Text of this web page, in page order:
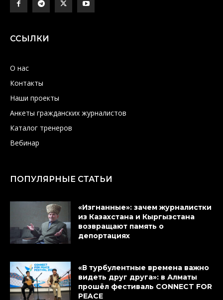
ССЫЛКИ
О нас
Контакты
Наши проекты
Анкеты гражданских журналистов
Каталог тренеров
Вебинар
ПОПУЛЯРНЫЕ СТАТЬИ
«Изгнанные»: зачем журналистки
из Казахстана и Кыргызстана
возвращают память о
депортациях
«В турбулентные времена важно
видеть друг друга»: в Алматы
прошёл фестиваль CONNECT FOR
PEACE